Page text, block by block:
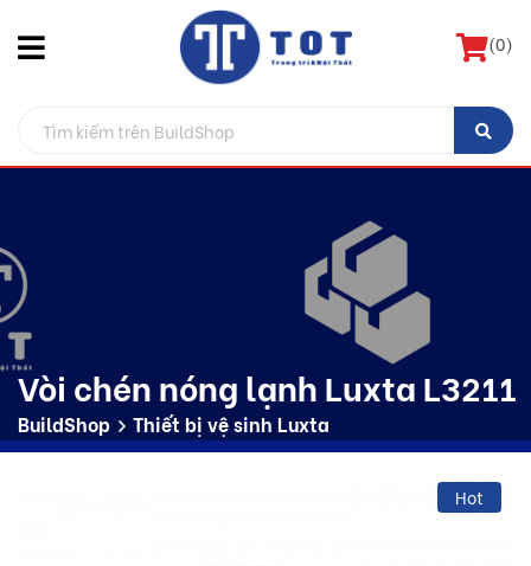
(0)
Vòi chén nóng lạnh Luxta L3211
BuildShop Thiết bị vệ sinh Luxta
Hot